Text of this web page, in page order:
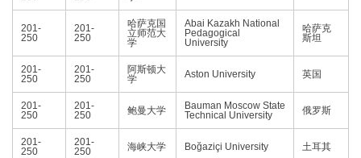
201-
250
201-
250
哈萨克国
立师范大
学
Abai Kazakh National
Pedagogical
University
哈萨克
斯坦
201-
250
201-
250
阿斯顿大
学
Aston University 英国
201-
250
201-
250
鲍曼大学
Bauman Moscow State
Technical University
俄罗斯
201-
250
201-
250
海峡大学 Boğaziçi University 土耳其